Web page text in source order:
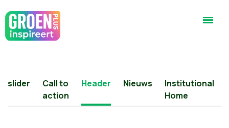
slider
Call to
action
Header Nieuws
Institutional
Home